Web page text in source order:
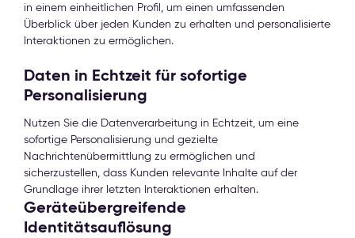
in einem einheitlichen Profil, um einen umfassenden
Überblick über jeden Kunden zu erhalten und personalisierte
Interaktionen zu ermöglichen.
Daten in Echtzeit für sofortige
Personalisierung
Nutzen Sie die Datenverarbeitung in Echtzeit, um eine
sofortige Personalisierung und gezielte
Nachrichtenübermittlung zu ermöglichen und
sicherzustellen, dass Kunden relevante Inhalte auf der
Grundlage ihrer letzten Interaktionen erhalten.
Geräteübergreifende
Identitätsauflösung